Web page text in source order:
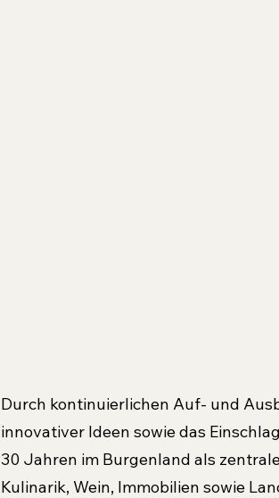
Durch kontinuierlichen Auf- und
innovativer Ideen sowie das
30 Jahren im Burgenland als
Kulinarik, Wein, Immobilien sowie